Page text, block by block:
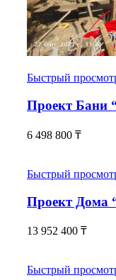
Быстрый
Проект Бани
6 498 800 ₸
Быстрый
Проект Дома
13 952 400 ₸
Быстрый